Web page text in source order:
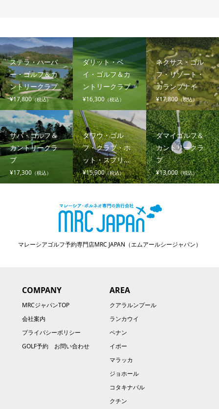
ステラ・ハーバ
ー・ゴルフ＆カ
ントリークラブ
¥17,800（税込）
ダリット・ベ
イ・ゴルフ＆カ
ントリークラブ
¥16,300 （税込）
ネクサス・ゴル
フ・リゾート・
カランブナイ
¥17,800（税込）
サバ・ゴルフ＆
カントリークラ
ブ
¥17,300 （税込）
タワウ・ゴル
フ・クラブ・ホ
ット・スプリ...
¥15,900（税込）
ダマイゴルフ＆
カントリークラ
ブ
¥13,000（税込）
マレーシアゴルフ予約専門店MRC JAPAN（エムアールシージャパン）
COMPANY
MRCジャパンTOP
会社案内
プライバシーポリシー
GOLF予約 お問い合わせ
AREA
クアラルンプール
ランカウイ
ペナン
イポー
マラッカ
ジョホール
コタキナバル
クチン